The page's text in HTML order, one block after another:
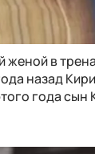
в
назад
года